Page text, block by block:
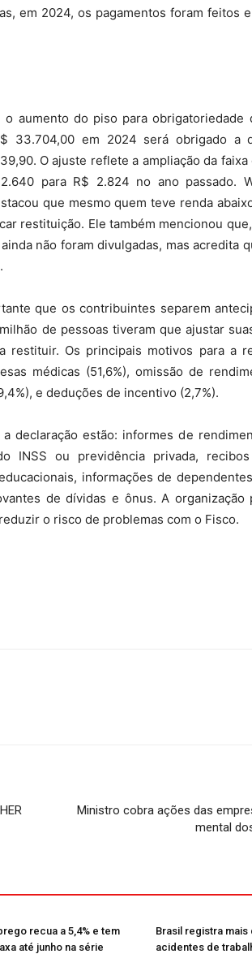
em 2024, os pagamentos foram feitos
o aumento do piso para obrigatoriedade
33.704,00 em 2024 será obrigado a
O ajuste reflete a ampliação da faixa
para R$ 2.824 no ano passado.
que mesmo quem teve renda
restituição. Ele também mencionou
não foram divulgadas, mas acredita
que os contribuintes separem
de pessoas tiveram que ajustar
restituir. Os principais motivos para a
médicas (51,6%), omissão de
e deduções de incentivo (2,7%).
declaração estão: informes de
INSS ou previdência privada,
informações de
de dívidas e ônus. A organização
o risco de problemas com o Fisco.
Ministro cobra ações das
mental
recua a 5,4% e tem
até junho na série
Brasil registra mais
acidentes de